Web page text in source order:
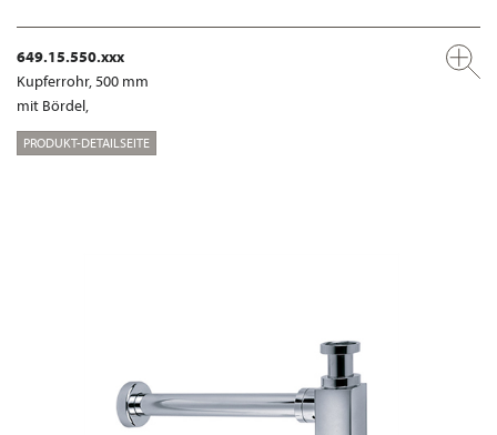
649.15.550.xxx
Kupferrohr, 500 mm
mit Bördel,
PRODUKT-DETAILSEITE